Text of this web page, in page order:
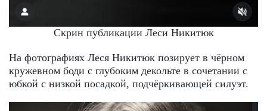
Скрин публикации Леси Никитюк
На фотографиях Леся Никитюк позирует в чёрном
кружевном боди с глубоким декольте в сочетании с
юбкой с низкой посадкой, подчёркивающей силуэт.